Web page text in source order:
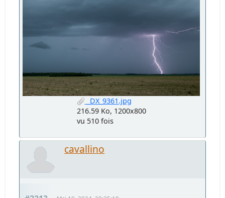
_DX_9361.jpg
216.59 Ko, 1200x800
vu 510 fois
cavallino